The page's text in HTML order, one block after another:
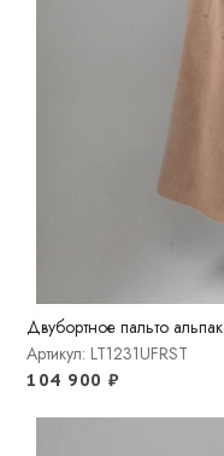
Двубортное пальто
Артикул: LT1231UFRST
104 900₽